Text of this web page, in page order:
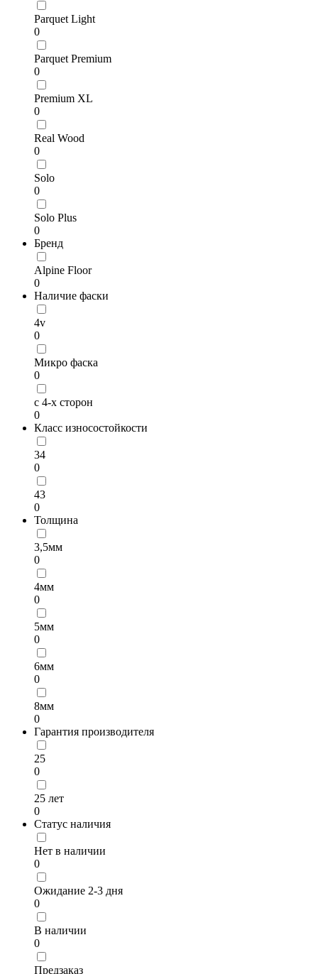
Parquet Light
0
Parquet Premium
0
Premium XL
0
Real Wood
0
Solo
0
Solo Plus
0
Бренд
Alpine Floor
0
Наличие фаски
4v
0
Микро фаска
0
с 4-х сторон
0
Класс износостойкости
34
0
43
0
Толщина
3,5мм
0
4мм
0
5мм
0
6мм
0
8мм
0
Гарантия производителя
25
0
25 лет
0
Статус наличия
Нет в наличии
0
Ожидание 2-3 дня
0
В наличии
0
Предзаказ